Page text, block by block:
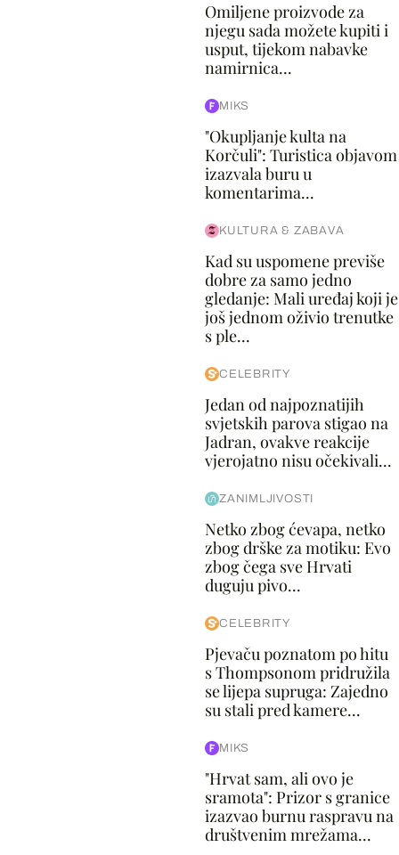
Omiljene proizvode za
njegu sada možete kupiti i
usput, tijekom nabavke
namirnica...
MIKS
"Okupljanje kulta na
Korčuli": Turistica objavom
izazvala buru u
komentarima...
KULTURA & ZABAVA
Kad su uspomene previše
dobre za samo jedno
gledanje: Mali uređaj koji je
još jednom oživio trenutke
s ple...
CELEBRITY
Jedan od najpoznatijih
svjetskih parova stigao na
Jadran, ovakve reakcije
vjerojatno nisu očekivali...
ZANIMLJIVOSTI
Netko zbog ćevapa, netko
zbog drške za motiku: Evo
zbog čega sve Hrvati
duguju pivo...
CELEBRITY
Pjevaču poznatom po hitu
s Thompsonom pridružila
se lijepa supruga: Zajedno
su stali pred kamere...
MIKS
"Hrvat sam, ali ovo je
sramota": Prizor s granice
izazvao burnu raspravu na
društvenim mrežama...